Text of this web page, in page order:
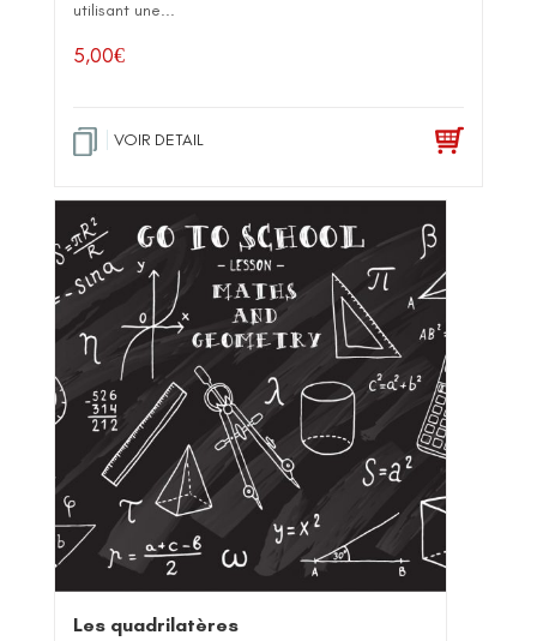
utilisant une...
5,00€
VOIR DETAIL
Les quadrilatères